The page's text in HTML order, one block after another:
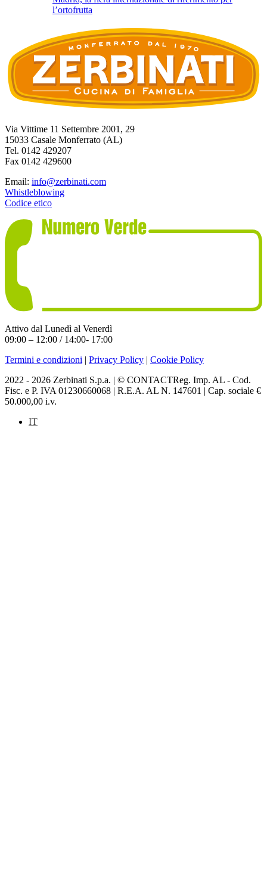
l’ortofrutta
Via Vittime 11 Settembre 2001, 29
15033 Casale Monferrato (AL)
Tel. 0142 429207
Fax 0142 429600
Email: info@zerbinati.com
Whistleblowing
Codice etico
Attivo dal Lunedì al Venerdì
09:00 – 12:00 / 14:00- 17:00
Termini e condizioni | Privacy Policy | Cookie Policy
2022 - 2026 Zerbinati S.p.a. | © CONTACTReg. Imp. AL - Cod.
Fisc. e P. IVA 01230660068 | R.E.A. AL N. 147601 | Cap. sociale €
50.000,00 i.v.
IT